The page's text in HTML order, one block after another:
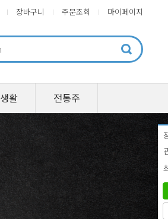
장바구니 주문조회 마이페이지
생활 전통주